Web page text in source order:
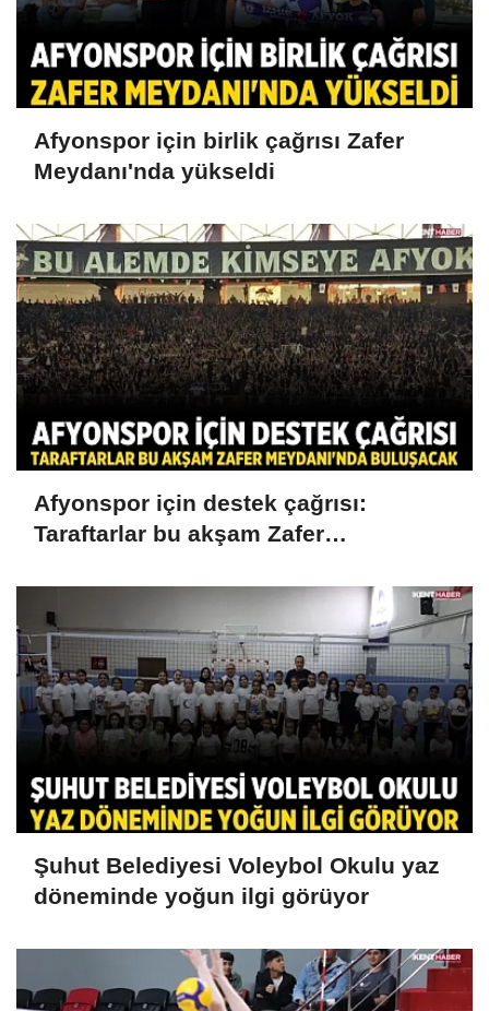
Afyonspor için birlik çağrısı Zafer
Meydanı'nda yükseldi
Afyonspor için destek çağrısı:
Taraftarlar bu akşam Zafer
Şuhut Belediyesi Voleybol Okulu yaz
döneminde yoğun ilgi görüyor